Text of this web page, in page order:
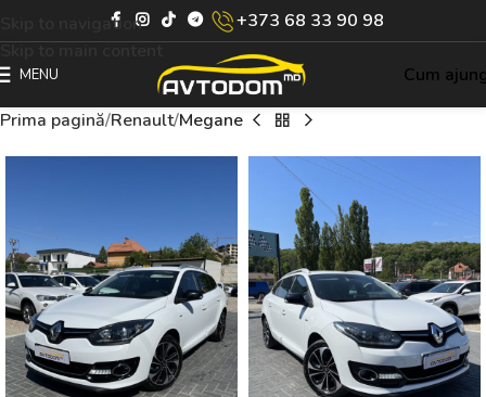
Skip to navigation
+373 68 33 90 98
MENU
Cum
Prima pagină Renault Megane